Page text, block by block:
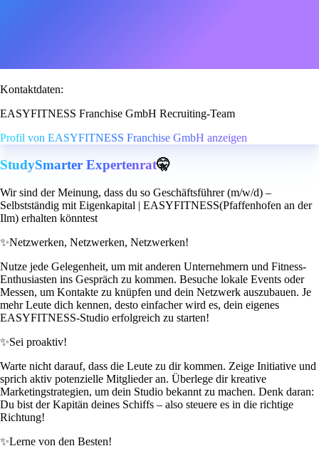
Kontaktdaten:
EASYFITNESS Franchise GmbH Recruiting-Team
Profil von EASYFITNESS Franchise GmbH anzeigen
StudySmarter Expertenrat🤫
Wir sind der Meinung, dass du so Geschäftsführer (m/w/d) –
Selbstständig mit Eigenkapital | EASYFITNESS(Pfaffenhofen an der
Ilm) erhalten könntest
✨Netzwerken, Netzwerken, Netzwerken!
Nutze jede Gelegenheit, um mit anderen Unternehmern und Fitness-
Enthusiasten ins Gespräch zu kommen. Besuche lokale Events oder
Messen, um Kontakte zu knüpfen und dein Netzwerk auszubauen. Je
mehr Leute dich kennen, desto einfacher wird es, dein eigenes
EASYFITNESS-Studio erfolgreich zu starten!
✨Sei proaktiv!
Warte nicht darauf, dass die Leute zu dir kommen. Zeige Initiative und
sprich aktiv potenzielle Mitglieder an. Überlege dir kreative
Marketingstrategien, um dein Studio bekannt zu machen. Denk daran:
Du bist der Kapitän deines Schiffs – also steuere es in die richtige
Richtung!
✨Lerne von den Besten!